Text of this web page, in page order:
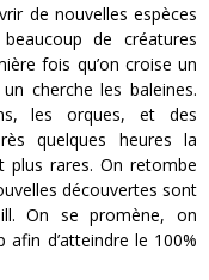
de nouvelles espèces
de créatures
fois qu’on croise un
cherche les baleines.
les orques, et des
quelques heures la
plus rares. On retombe
découvertes sont
On se promène, on
d’atteindre le 100%